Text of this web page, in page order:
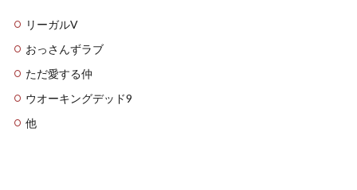
リーガルV
おっさんずラブ
ただ愛する仲
ウオーキングデッド9
他